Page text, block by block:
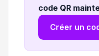
code QR
Créer un